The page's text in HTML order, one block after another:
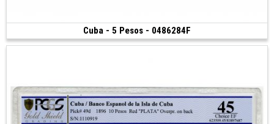
Cuba - 5 Pesos - 0486284F